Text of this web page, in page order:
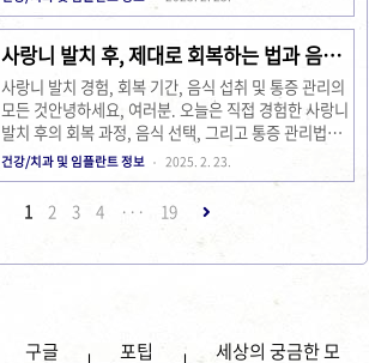
는 임플란트 전문 치과들이 여러 곳 위치해 있어, 환자
들에게 맞춤형 치료를 제공하고 있습니다. 이번 글에서
는 역삼동에서 추천할 만한 임플란트 치과와 관련된 정
보를 제공하고자 합니다.임플란트 치료를 위한 치과 선
택 기준임플란트 치료는 치아를 잃은 부분에 인공치아
를 심는 과정을 포함합니다. 이 시술은 고도의 기술과
정밀한 작업이 필요하므로, 치과의 전문성과 의료진의
경험이 중요한 요소로 작용합니다. 치료 전, 후의 관리
공률을 높이는 방법입니다. ..
사랑니 발치 후, 제대로 회복하는 법과 음식
추천
사랑니 발치 경험, 회복 기간, 음식 섭취 및 통증 관리의
모든 것안녕하세요, 여러분. 오늘은 직접 경험한 사랑니
발치 후의 회복 과정, 음식 선택, 그리고 통증 관리법에
대해 솔직하게 이야기해보려고 합니다. 사랑니 발치는
누구에게나 긴장되고 두려운 순간일 수 있지만, 제 경험
을 통해 여러분이 조금이라도 안심하고 대처할 수 있도
록 도와드리고 싶습니다. 사랑니 발치 과정과 회복 기간
날부터 회복에 대한 막연한 두려움이 있었지만, 차츰 제
들의 조언을 참고했습니다. 발치 당일 병원에 도착해 담
건강/치과 및 임플란트 정보 2025. 2. 23.
1 2 3 4 ··· 19
구글 포팁 세상의 궁금한 모